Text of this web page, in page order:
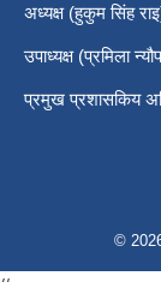
अध्यक्ष (हुकुम सिंह
उपाध्यक्ष (प्रमिला
प्रमुख प्रशासकिय
© 2026